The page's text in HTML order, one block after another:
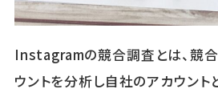
Instagramの競合調査とは、競
ウントを分析し自社のアカウント